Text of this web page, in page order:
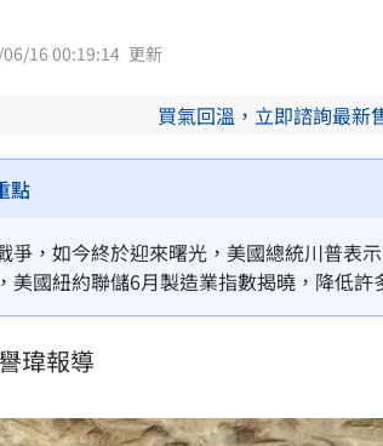
漏爛泥掉滿地 警追查中
億 江宏恩罕見開砲
被車撞！下半身輾碎慘死 09:56
架 全面停用第三方信箱
啡買1送1、買8送8」！ 09:47
怕：出聲殺死妳！下場曝 09:47
台灣人狂買中古電動車
16 00:19:14 更新
買氣回溫，立即諮詢最新
點
爭，如今終於迎來曙光，美國總統川普表
美國紐約聯儲6月製造業指數揭曉，降低
持續。今（15）日美股開盤，4大指數與
瑋報導